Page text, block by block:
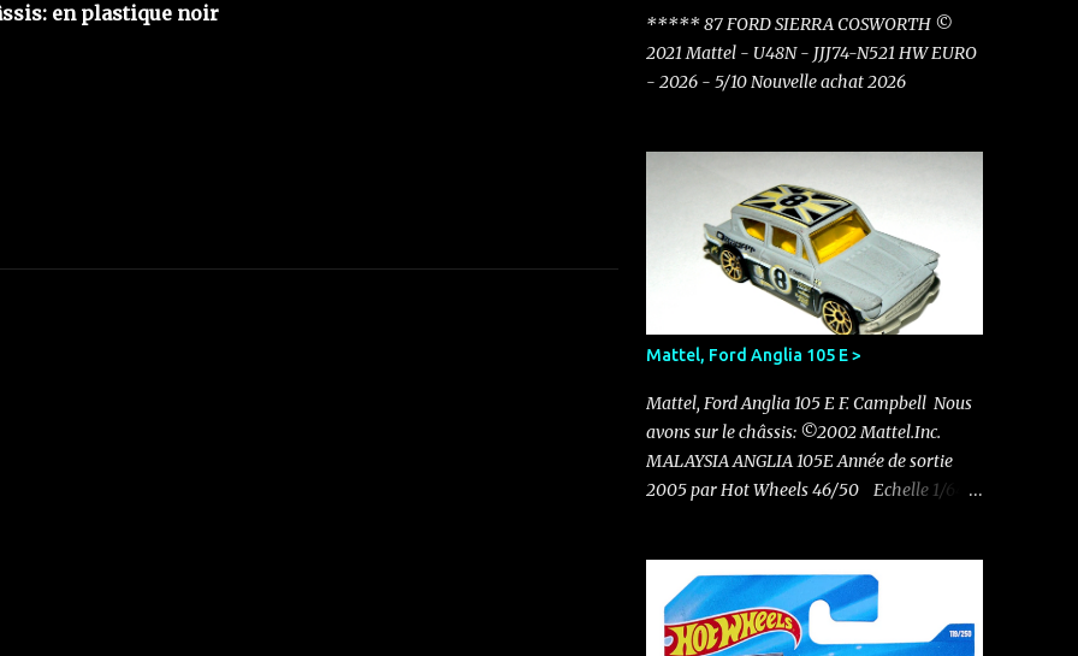
en plastique noir
***** 87 FORD SIERRA COSWORTH ©
2021 Mattel - U48N - JJJ74-N521 HW EURO
- 2026 - 5/10 Nouvelle achat 2026
Mattel, Ford Anglia 105 E >
Mattel, Ford Anglia 105 E F. Campbell Nous
avons sur le châssis: ©2002 Mattel.Inc.
MALAYSIA ANGLIA 105E Année de sortie
2005 par Hot Wheels 46/50 Echelle 1/64
5 sorti en 2011 Nouvelle acquisition en ce
mois de novembre pour 0.50 €